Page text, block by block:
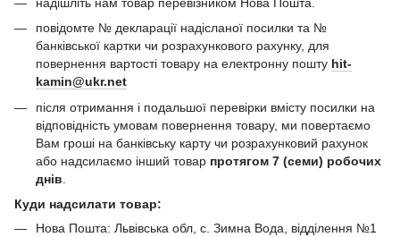
повідомте № декларації надісланої посилки та №
банківської картки чи розрахункового рахунку, для
повернення вартості товару на електронну пошту hit-
kamin@ukr.net
після отримання і подальшої перевірки вмісту посилки на
відповідність умовам повернення товару, ми повертаємо
Вам гроші на банківську карту чи розрахунковий рахунок
або надсилаємо інший товар протягом 7 (семи) робочих
днів
Куди надсилати товар:
Нова Пошта: Львівська обл, с. Зимна Вода, відділення №1